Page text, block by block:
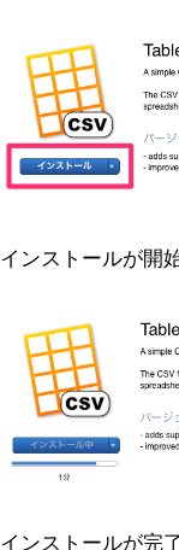
インストールが開
インストールが完